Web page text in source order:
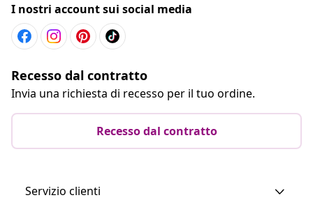
I nostri account sui social media
Recesso dal contratto
Invia una richiesta di recesso per il tuo ordine.
Recesso dal contratto
Servizio clienti